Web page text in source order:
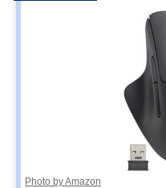
Photo by Amazon